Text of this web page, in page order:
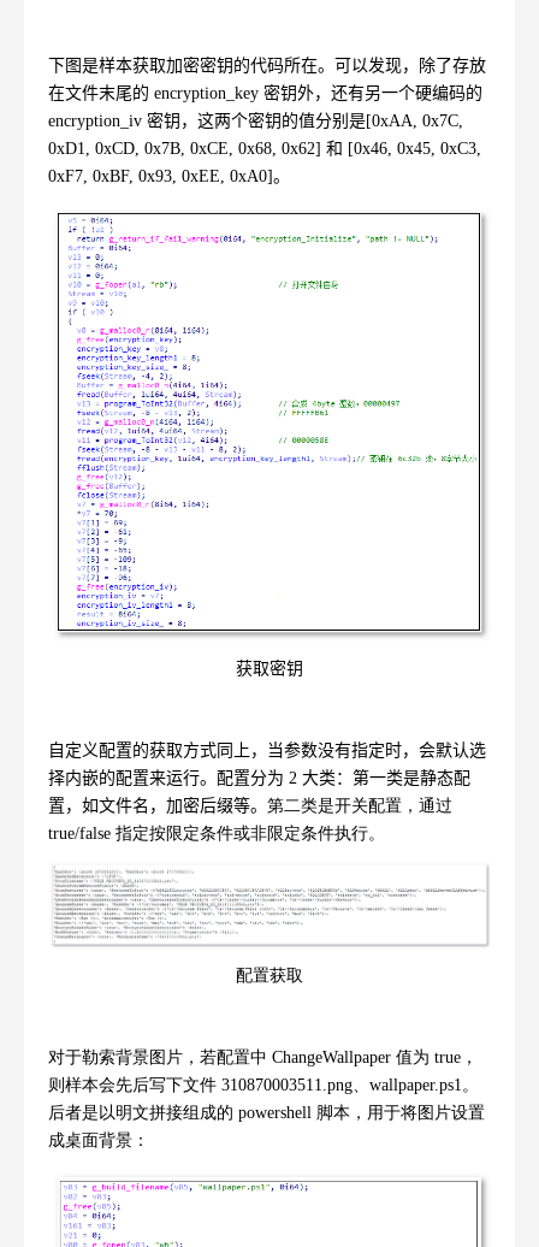
下图是样本获取加密密钥的代码所在。可以发现，除了存放
在文件末尾的 encryption_key 密钥外，还有另一个硬编码的
encryption_iv 密钥，这两个密钥的值分别是[0xAA, 0x7C,
0xD1, 0xCD, 0x7B, 0xCE, 0x68, 0x62] 和 [0x46, 0x45, 0xC3,
0xF7, 0xBF, 0x93, 0xEE, 0xA0]。
获取密钥
自定义配置的获取方式同上，当参数没有指定时，会默认选
择内嵌的配置来运行。配置分为 2 大类：第一类是静态配
置，如文件名，加密后缀等。 第二类是开关配置，通过
true/false 指定按限定条件或非限定条件执行。
配置获取
对于勒索背景图片，若配置中 ChangeWallpaper 值为 true ，
则样本会先后写下文件 310870003511.png、 wallpaper.ps1。
后者是以明文拼接组成的 powershell 脚本，用于将图片设置
成桌面背景：